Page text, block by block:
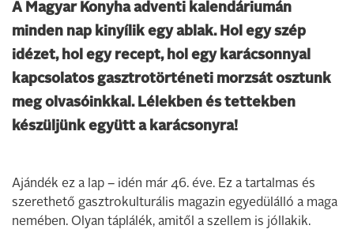
A Magyar Konyha adventi kalendáriumán
minden nap kinyílik egy ablak. Hol egy szép
idézet, hol egy recept, hol egy karácsonnyal
kapcsolatos gasztrotörténeti morzsát osztunk
meg olvasóinkkal. Lélekben és tettekben
készüljünk együtt a karácsonyra!
Ajándék ez a lap – idén már 46. éve. Ez a tartalmas és
szerethető gasztrokulturális magazin egyedülálló a maga
nemében. Olyan táplálék, amitől a szellem is jóllakik.